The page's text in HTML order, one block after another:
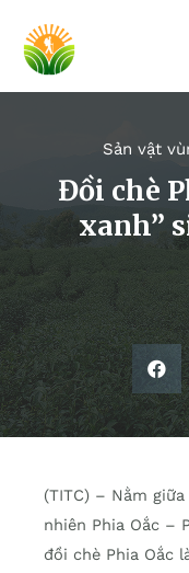
Sản vật
Đồi chè
xanh”
(TITC) – Nằm
nhiên Phia Oắc –
đồi chè Phia Oắc